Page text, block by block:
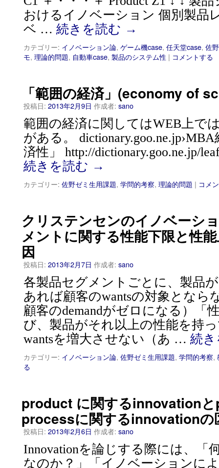
おけるイノベーション 個別製品
ベ … 続きを読む →
カテゴリー: イノベーション論, ゲーム機case, 任天堂case, 佐
モ, 理論的問題, 自動車case, 製品のシステム性 | コメントする
「範囲の経済」(economy of
投稿日: 2013年2月9日 作成者: sano
範囲の経済に関してはWEB上で
がある。
済性」 http://dictionary.goo.ne.jp/
続きを読む →
カテゴリー: 佐野ゼミ生用課題, 学問的考察, 理論的問題 | コメ
クリステンセンのイノベーシ
メントに関する性能下限と性
因
投稿日: 2013年2月7日 作成者: sano
各製品セグメントごとに、製品
あれば顧客のwantsの対象となら
顧客のdemandがゼロになる）「
び、製品がそれ以上の性能を持
wantsを増大させない（あ … 続
カテゴリー: イノベーション論, 佐野ゼミ生用課題, 学問的考察,
る
product に関するinnovation
processに関するinnovationの
投稿日: 2013年2月6日 作成者: sano
Innovationを論じする際には、「
なのか？」「イノベーションに